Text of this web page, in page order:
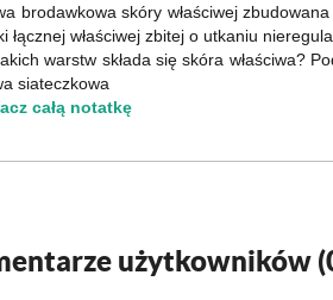
brodawkowa skóry właściwej
łącznej właściwej zbitej o utkaniu
warstw składa się skóra właściwa?
siateczkowa
całą notatkę
użytkowników (